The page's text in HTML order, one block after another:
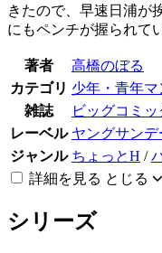
きたので、早速日浦が
にもペンチが握られて
著者
高橋のぼる
カテゴリ 少年・青年マ
雑誌
ビッグコミ
レーベル ヤングサン
ジャンル ちょっとH /
詳細を見る とじる
シリーズ